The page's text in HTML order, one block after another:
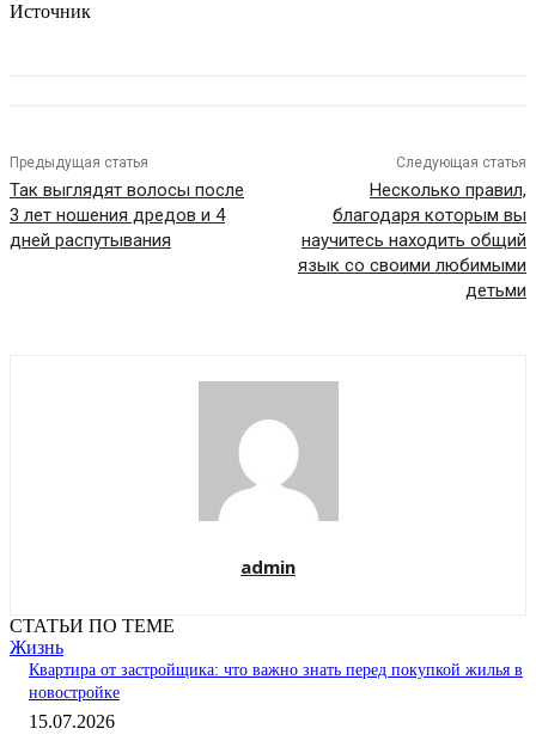
Источник
Предыдущая статья
Так выглядят волосы после
3 лет ношения дредов и 4
дней распутывания
Следующая статья
Несколько правил,
благодаря которым вы
научитесь находить общий
язык со своими любимыми
детьми
admin
СТАТЬИ ПО ТЕМЕ
Жизнь
Квартира от застройщика: что важно знать перед покупкой жилья в
новостройке
15.07.2026